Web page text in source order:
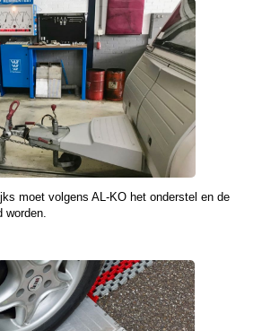
moet volgens AL-KO het onderstel en de
worden.